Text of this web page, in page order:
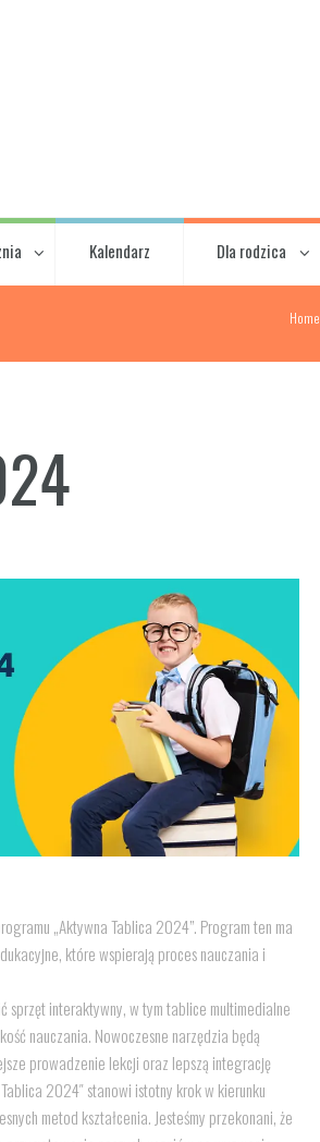
Kalendarz Dla rodzica
Home
„Aktywna Tablica 2024”. Program ten ma
które wspierają proces nauczania i
sprzęt interaktywny, w tym tablice multimedialne
nauczania. Nowoczesne narzędzia będą
prowadzenie lekcji oraz lepszą integrację
2024″ stanowi istotny krok w kierunku
metod kształcenia. Jesteśmy przekonani, że